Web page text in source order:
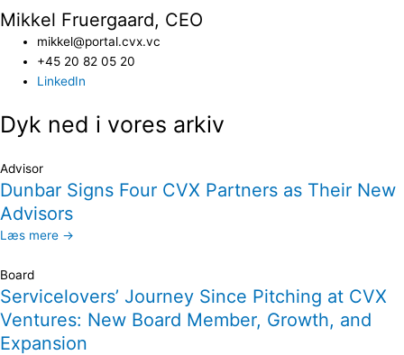
Mikkel Fruergaard, CEO
mikkel@portal.cvx.vc
+45 20 82 05 20
LinkedIn
Dyk ned i vores arkiv
Advisor
Dunbar Signs Four CVX Partners as Their New
Advisors
Læs mere →
Board
Servicelovers’ Journey Since Pitching at CVX
Ventures: New Board Member, Growth, and
Expansion